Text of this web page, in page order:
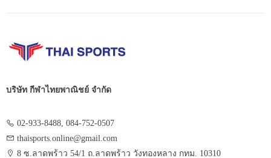
บริษัท กีฬาไทยพาณิชย์ จำกัด
02-933-8488, 084-752-0507
thaisports.online@gmail.com
8 ซ.ลาดพร้าว 54/1 ถ.ลาดพร้าว วังทองหลาง กทม. 10310